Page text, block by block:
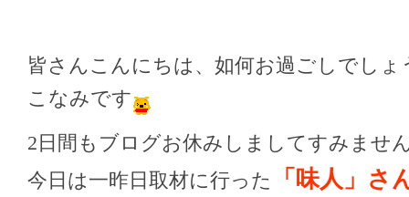
皆さんこんにちは、如何お過ごしでしょ
こなみです
2日間もブログお休みしましてすみませ
今日は一昨日取材に行った
「味人」さ